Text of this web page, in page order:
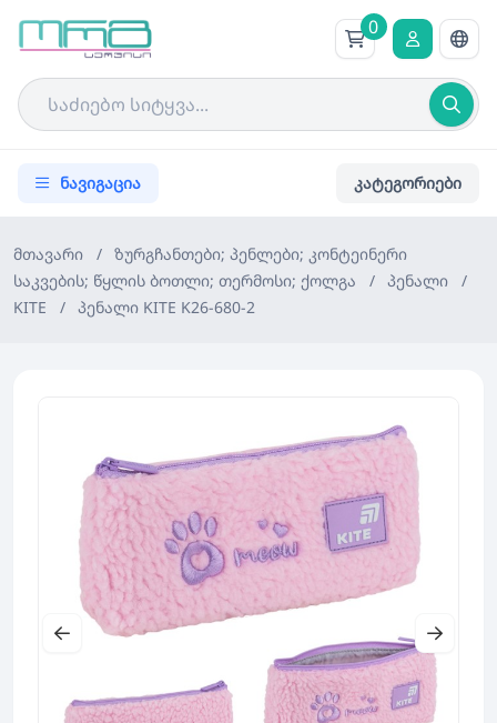
0
ნავიგაცია კატეგორიები
მთავარი /
ზურგჩანთები; პენლები; კონტეინერი
საკვების; წყლის ბოთლი; თერმოსი; ქოლგა
/ პენალი
/
KITE
/ პენალი KITE K26-680-2